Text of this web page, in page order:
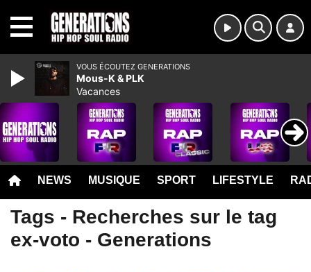
NEWS MUSIQUE SPORT LIFESTYLE
Tags - Recherches sur le tag
ex-voto - Generations
VOUS ÉCOUTEZ GENERATIONS
Mous-K & PLK
Vacances